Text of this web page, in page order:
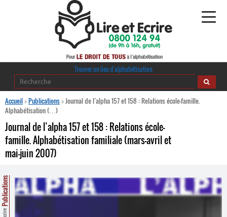
Alphabétisation
Publications
Trouver un lieu d’alphabétisation
Accueil>Publications>Journal de l’alpha 157 et 158 : Relations école-famille.
Alphabétisation (…)
Journal de l’alpha 157 et 158 : Relations école-
famille. Alphabétisation familiale (mars-avril et
mai-juin 2007)
Publications